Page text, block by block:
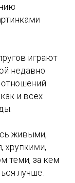
играют
недавно
и всех
живыми,
хрупкими,
теми, за кем
лучше.